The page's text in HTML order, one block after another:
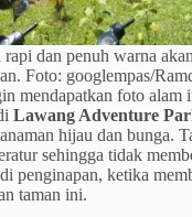
rapi dan penuh warna
Foto: googlempas/
mendapatkan foto alam
Lawang Adventure
hijau dan bunga.
sehingga tidak
penginapan, ketika
taman ini.